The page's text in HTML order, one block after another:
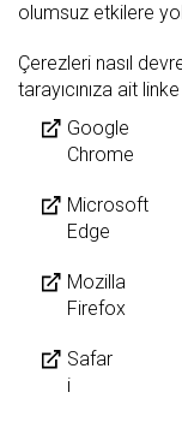
olumsuz etkilere
Çerezleri nasıl
tarayıcınıza ait
Google
Chrome
Microsoft
Edge
Mozilla
Firefox
Safar
i